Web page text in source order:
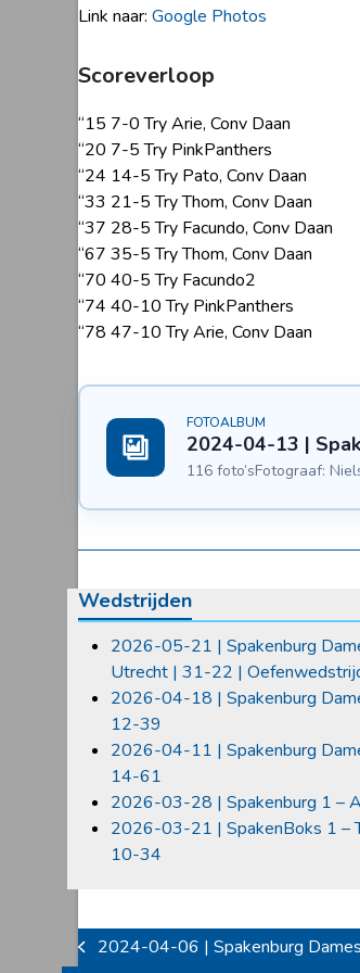
Link naar: Google Photos
Scoreverloop
“15 7-0 Try Arie, Conv Daan
“20 7-5 Try PinkPanthers
“24 14-5 Try Pato, Conv Daan
“33 21-5 Try Thom, Conv Daan
“37 28-5 Try Facundo, Conv Daan
“67 35-5 Try Thom, Conv Daan
“70 40-5 Try Facundo2
“74 40-10 Try PinkPanthers
“78 47-10 Try Arie, Conv Daan
FOTOALBUM
2024-04-13 |
116 foto’sFotograaf:
Wedstrijden
2026-05-21 | Spakenburg
Utrecht | 31-22 |
2026-04-18 | Spakenburg
12-39
2026-04-11 | Spakenburg
14-61
2026-03-28 | Spakenburg 1 –
2026-03-21 | SpakenBoks 1 –
10-34
previous
2024-04-06 | Spakenburg